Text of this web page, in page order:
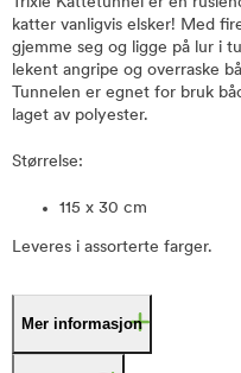
katter vanligvis elsker! Med
gjemme seg og ligge på lur i
lekent angripe og overraske
Tunnelen er egnet for bruk
laget av polyester.
Størrelse:
115 x 30 cm
Leveres i assorterte farger.
Mer informasjon